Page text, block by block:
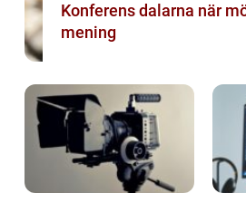
Konferens dalarna när mötet får extra
mening